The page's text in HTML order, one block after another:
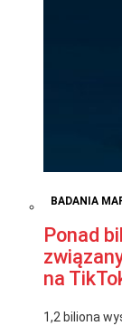
BADANIA
Ponad
na
1,2 biliona